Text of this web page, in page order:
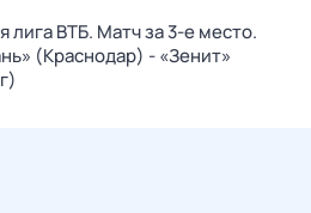
лига ВТБ. Матч за 3-е место.
(Краснодар) - «Зенит»